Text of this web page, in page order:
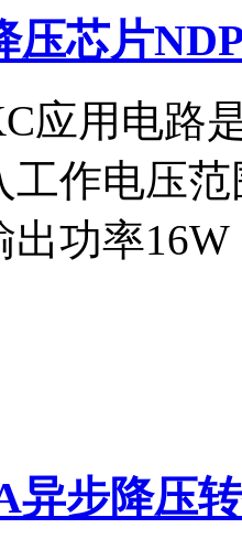
压芯片
应用电路
工作电压
出功率
异步降压